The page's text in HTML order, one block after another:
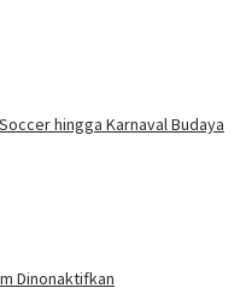
hingga Karnaval Budaya
Dinonaktifkan